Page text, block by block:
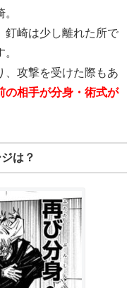
釘崎は少し離れた所で
、攻撃を受けた際もあ
の相手が分身・術式が
は？